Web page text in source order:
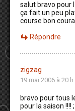
salut bravo pour
ça fait un peu
course bon
Répondre
zigzag
19 mai 2006 à 20 h
bravo pour tous
pour la saison !!!!